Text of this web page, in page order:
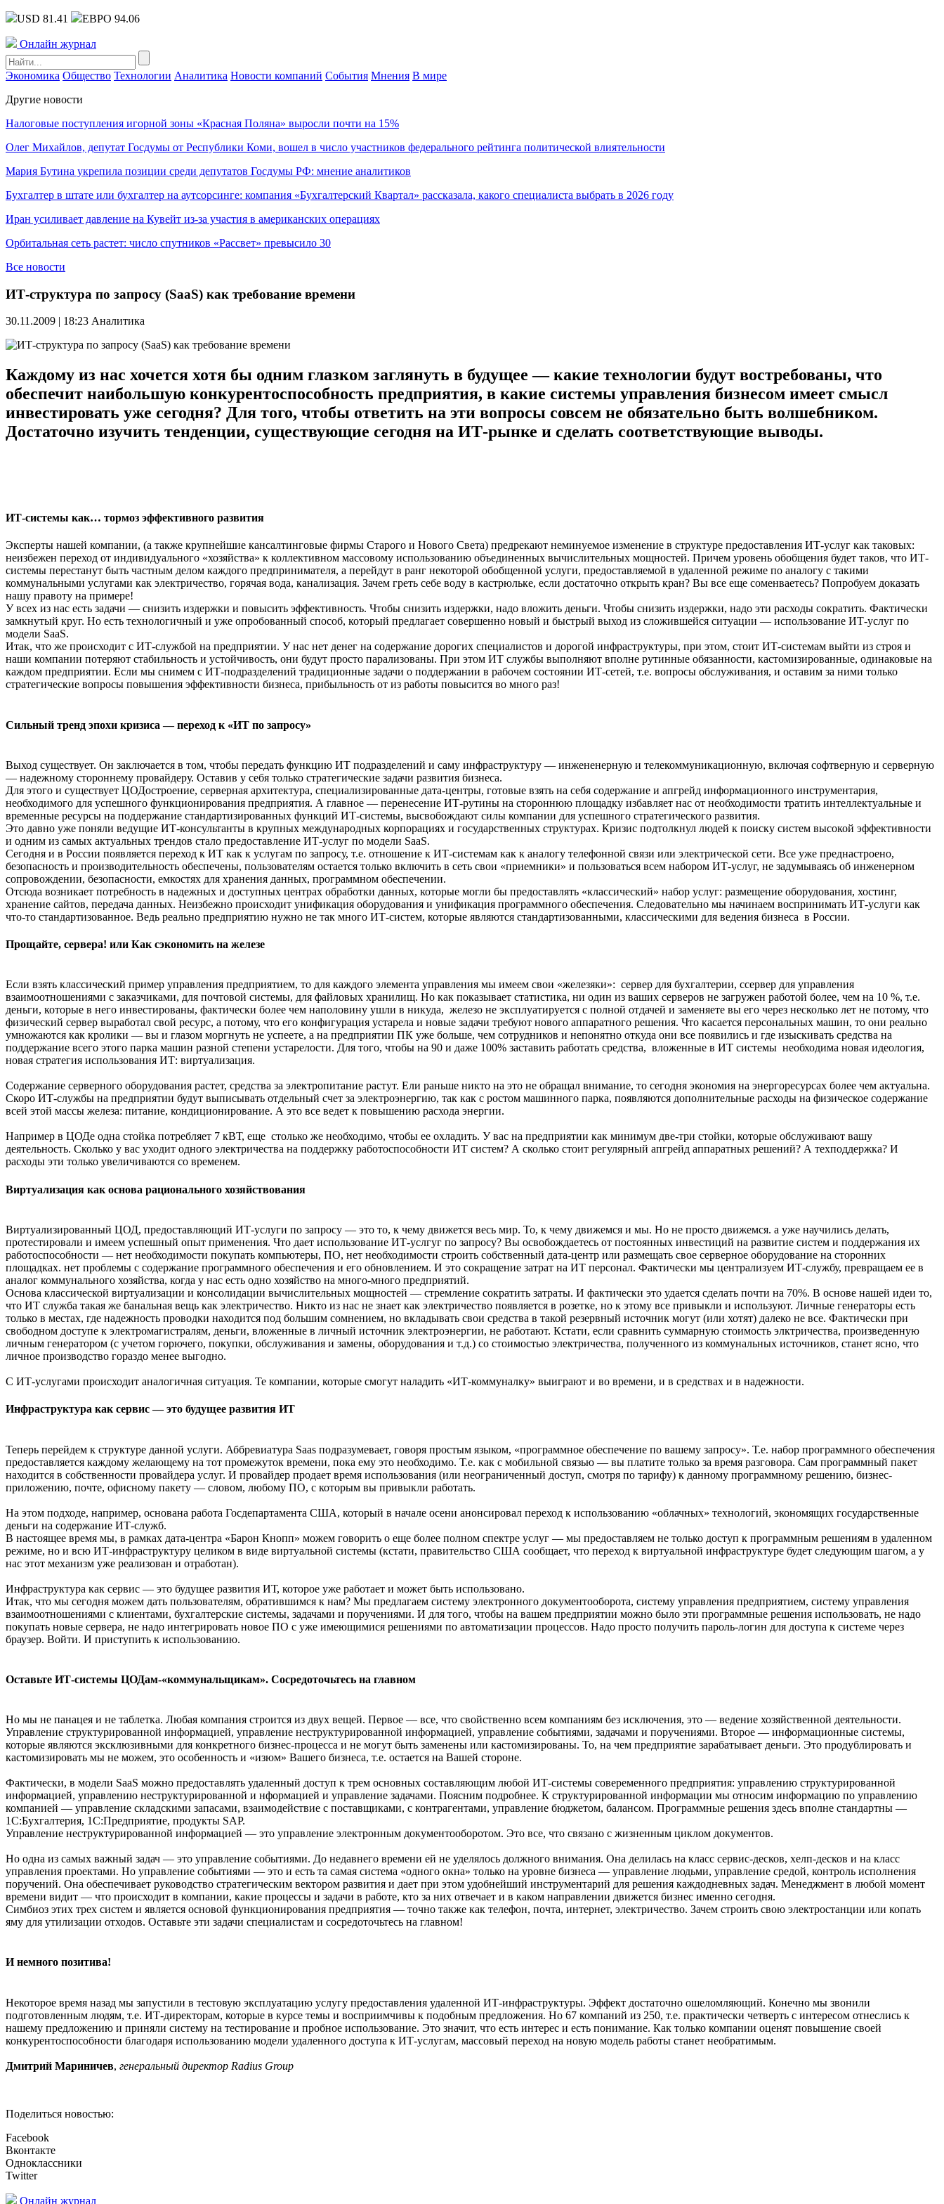
USD 81.41 ЕВРО 94.06
Онлайн журнал
Экономика Общество Технологии Аналитика Новости компаний События Мнения В мире
Другие новости
Налоговые поступления игорной зоны «Красная Поляна» выросли почти на 15%
Олег Михайлов, депутат Госдумы от Республики Коми, вошел в число участников федерального рейтинга политической влиятельности
Мария Бутина укрепила позиции среди депутатов Госдумы РФ: мнение аналитиков
Бухгалтер в штате или бухгалтер на аутсорсинге: компания «Бухгалтерский Квартал» рассказала, какого специалиста выбрать в 2026 году
Иран усиливает давление на Кувейт из-за участия в американских операциях
Орбитальная сеть растет: число спутников «Рассвет» превысило 30
Все новости
ИТ-структура по запросу (SaaS) как требование времени
30.11.2009 | 18:23 Аналитика
Каждому из нас хочется хотя бы одним глазком заглянуть в будущее — какие технологии будут востребованы, что
обеспечит наибольшую конкурентоспособность предприятия, в какие системы управления бизнесом имеет смысл
инвестировать уже сегодня? Для того, чтобы ответить на эти вопросы совсем не обязательно быть волшебником.
Достаточно изучить тенденции, существующие сегодня на ИТ-рынке и сделать соответствующие выводы.
ИТ-системы как… тормоз эффективного развития
Эксперты нашей компании, (а также крупнейшие кансалтинговые фирмы Старого и Нового Света) предрекают неминуемое изменение в структуре предоставления ИТ-услуг как таковых:
неизбежен переход от индивидуального «хозяйства» к коллективном массовому использованию объединенных вычислительных мощностей. Причем уровень обобщения будет таков, что ИТ-
системы перестанут быть частным делом каждого предпринимателя, а перейдут в ранг некоторой обобщенной услуги, предоставляемой в удаленной режиме по аналогу с такими
коммунальными услугами как электричество, горячая вода, канализация. Зачем греть себе воду в кастрюльке, если достаточно открыть кран? Вы все еще соменваетесь? Попробуем доказать
нашу правоту на примере!
У всех из нас есть задачи — снизить издержки и повысить эффективность. Чтобы снизить издержки, надо вложить деньги. Чтобы снизить издержки, надо эти расходы сократить. Фактически
замкнутый круг. Но есть технологичный и уже опробованный способ, который предлагает совершенно новый и быстрый выход из сложившейся ситуации — использование ИТ-услуг по
модели SaaS.
Итак, что же происходит с ИТ-службой на предприятии. У нас нет денег на содержание дорогих специалистов и дорогой инфраструктуры, при этом, стоит ИТ-системам выйти из строя и
наши компании потеряют стабильность и устойчивость, они будут просто парализованы. При этом ИТ службы выполняют вполне рутинные обязанности, кастомизированные, одинаковые на
каждом предприятии. Если мы снимем с ИТ-подразделений традиционные задачи о поддержании в рабочем состоянии ИТ-сетей, т.е. вопросы обслуживания, и оставим за ними только
стратегические вопросы повышения эффективности бизнеса, прибыльность от из работы повысится во много раз!
Сильный тренд эпохи кризиса — переход к «ИТ по запросу»
Выход существует. Он заключается в том, чтобы передать функцию ИТ подразделений и саму инфраструктуру — инжененерную и телекоммуникационную, включая софтверную и серверную
— надежному стороннему провайдеру. Оставив у себя только стратегические задачи развития бизнеса.
Для этого и существует ЦОДостроение, серверная архитектура, специализированные дата-центры, готовые взять на себя содержание и апгрейд информационного инструментария,
необходимого для успешного функционирования предприятия. А главное — перенесение ИТ-рутины на стороннюю площадку избавляет нас от необходимости тратить интеллектуальные и
временные ресурсы на поддержание стандартизированных функций ИТ-системы, высвобождают силы компании для успешного стратегического развития.
Это давно уже поняли ведущие ИТ-консультанты в крупных международных корпорациях и государственных структурах. Кризис подтолкнул людей к поиску систем высокой эффективности
и одним из самых актуальных трендов стало предоставление ИТ-услуг по модели SaaS.
Сегодня и в России появляется переход к ИТ как к услугам по запросу, т.е. отношение к ИТ-системам как к аналогу телефонной связи или электрической сети. Все уже преднастроено,
безопасность и производительность обеспечены, пользователям остается только включить в сеть свои «приемники» и пользоваться всем набором ИТ-услуг, не задумываясь об инженерном
сопровождении, безопасности, емкостях для хранения данных, программном обеспечении.
Отсюда возникает потребность в надежных и доступных центрах обработки данных, которые могли бы предоставлять «классический» набор услуг: размещение оборудования, хостинг,
хранение сайтов, передача данных. Неизбежно происходит унификация оборудования и унификация программного обеспечения. Следовательно мы начинаем воспринимать ИТ-услуги как
что-то стандартизованное. Ведь реально предприятию нужно не так много ИТ-систем, которые являются стандартизованными, классическими для ведения бизнеса в России.
Прощайте, сервера! или Как сэкономить на железе
Если взять классический пример управления предприятием, то для каждого элемента управления мы имеем свои «железяки»: сервер для бухгалтерии, ссервер для управления
взаимоотношениями с заказчиками, для почтовой системы, для файловых хранилищ. Но как показывает статистика, ни один из ваших серверов не загружен работой более, чем на 10 %, т.е.
деньги, которые в него инвестированы, фактически более чем наполовину ушли в никуда, железо не эксплуатируется с полной отдачей и заменяете вы его через несколько лет не потому, что
физический сервер выработал свой ресурс, а потому, что его конфигурация устарела и новые задачи требуют нового аппаратного решения. Что касается персональных машин, то они реально
умножаются как кролики — вы и глазом моргнуть не успеете, а на предприятии ПК уже больше, чем сотрудников и непонятно откуда они все появились и где изыскивать средства на
поддержание всего этого парка машин разной степени устарелости. Для того, чтобы на 90 и даже 100% заставить работать средства, вложенные в ИТ системы необходима новая идеология,
новая стратегия использования ИТ: виртуализация.
Содержание серверного оборудования растет, средства за электропитание растут. Ели раньше никто на это не обращал внимание, то сегодня экономия на энергоресурсах более чем актуальна.
Скоро ИТ-службы на предприятии будут выписывать отдельный счет за электроэнергию, так как с ростом машинного парка, появляются дополнительные расходы на физическое содержание
всей этой массы железа: питание, кондиционирование. А это все ведет к повышению расхода энергии.
Например в ЦОДе одна стойка потребляет 7 кВТ, еще столько же необходимо, чтобы ее охладить. У вас на предприятии как минимум две-три стойки, которые обслуживают вашу
деятельность. Сколько у вас уходит одного электричества на поддержку работоспособности ИТ систем? А сколько стоит регулярный апгрейд аппаратных решений? А техподдержка? И
расходы эти только увеличиваются со временем.
Виртуализация как основа рационального хозяйствования
Виртуализированный ЦОД, предоставляющий ИТ-услуги по запросу — это то, к чему движется весь мир. То, к чему движемся и мы. Но не просто движемся. а уже научились делать,
протестировали и имеем успешный опыт применения. Что дает использование ИТ-услгуг по запросу? Вы освобождаетесь от постоянных инвестиций на развитие систем и поддержания их
работоспособности — нет необходимости покупать компьютеры, ПО, нет необходимости строить собственный дата-центр или размещать свое серверное оборудование на сторонних
площадках. нет проблемы с содержание программного обеспечения и его обновлением. И это сокращение затрат на ИТ персонал. Фактически мы централизуем ИТ-службу, превращаем ее в
аналог коммунального хозяйства, когда у нас есть одно хозяйство на много-много предприятий.
Основа классической виртуализации и консолидации вычислительных мощностей — стремление сократить затраты. И фактически это удается сделать почти на 70%. В основе нашей идеи то,
что ИТ служба такая же банальная вещь как электричество. Никто из нас не знает как электричество появляется в розетке, но к этому все привыкли и используют. Личные генераторы есть
только в местах, где надежность проводки находится под большим сомнением, но вкладывать свои средства в такой резервный источник могут (или хотят) далеко не все. Фактически при
свободном доступе к электромагистралям, деньги, вложенные в личный источник электроэнергии, не работают. Кстати, если сравнить суммарную стоимость элктричества, произведенную
личным генератором (с учетом горючего, покупки, обслуживания и замены, оборудования и т.д.) со стоимостью электричества, полученного из коммунальных источников, станет ясно, что
личное производство гораздо менее выгодно.
С ИТ-услугами происходит аналогичная ситуация. Те компании, которые смогут наладить «ИТ-коммуналку» выиграют и во времени, и в средствах и в надежности.
Инфраструктура как сервис — это будущее развития ИТ
Теперь перейдем к структуре данной услуги. Аббревиатура Saas подразумевает, говоря простым языком, «программное обеспечение по вашему запросу». Т.е. набор программного обеспечения
предоставляется каждому желающему на тот промежуток времени, пока ему это необходимо. Т.е. как с мобильной связью — вы платите только за время разговора. Сам программный пакет
находится в собственности провайдера услуг. И провайдер продает время использования (или неограниченный доступ, смотря по тарифу) к данному программному решению, бизнес-
приложению, почте, офисному пакету — словом, любому ПО, с которым вы привыкли работать.
На этом подходе, например, основана работа Госдепартамента США, который в начале осени анонсировал переход к использованию «облачных» технологий, экономящих государственные
деньги на содержание ИТ-служб.
В настоящее время мы, в рамках дата-центра «Барон Кнопп» можем говорить о еще более полном спектре услуг — мы предоставляем не только доступ к программным решениям в удаленном
режиме, но и всю ИТ-инфраструктуру целиком в виде виртуальной системы (кстати, правительство США сообщает, что переход к виртуальной инфраструктуре будет следующим шагом, а у
нас этот механизм уже реализован и отработан).
Инфраструктура как сервис — это будущее развития ИТ, которое уже работает и может быть использовано.
Итак, что мы сегодня можем дать пользователям, обратившимся к нам? Мы предлагаем систему электронного документооборота, систему управления предприятием, систему управления
взаимоотношениями с клиентами, бухгалтерские системы, задачами и поручениями. И для того, чтобы на вашем предприятии можно было эти программные решения использовать, не надо
покупать новые сервера, не надо интегрировать новое ПО с уже имеющимися решениями по автоматизации процессов. Надо просто получить пароль-логин для доступа к системе через
браузер. Войти. И приступить к использованию.
Оставьте ИТ-системы ЦОДам-«коммунальщикам». Сосредоточьтесь на главном
Но мы не панацея и не таблетка. Любая компания строится из двух вещей. Первое — все, что свойственно всем компаниям без исключения, это — ведение хозяйственной деятельности.
Управление структурированной информацией, управление неструктурированной информацией, управление событиями, задачами и поручениями. Второе — информационные системы,
которые являются эксклюзивными для конкретного бизнес-процесса и не могут быть заменены или кастомизированы. То, на чем предприятие зарабатывает деньги. Это продублировать и
кастомизировать мы не можем, это особенность и «изюм» Вашего бизнеса, т.е. остается на Вашей стороне.
Фактически, в модели SaaS можно предоставлять удаленный доступ к трем основных составляющим любой ИТ-системы совеременного предприятия: управлению структурированной
информацией, управлению неструктурированной и нформацией и управление задачами. Поясним подробнее. К структурированной информации мы относим информацию по управлению
компанией — управление складскими запасами, взаимодействие с поставщиками, с контрагентами, управление бюджетом, балансом. Программные решения здесь вполне стандартны —
1С:Бухгалтерия, 1С:Предприятие, продукты SAP.
Управление неструктурированной информацией — это управление электронным документооборотом. Это все, что связано с жизненным циклом документов.
Но одна из самых важный задач — это управление событиями. До недавнего времени ей не уделялось должного внимания. Она делилась на класс сервис-десков, хелп-десков и на класс
управления проектами. Но управление событиями — это и есть та самая система «одного окна» только на уровне бизнеса — управление людьми, управление средой, контроль исполнения
поручений. Она обеспечивает руководство стратегическим вектором развития и дает при этом удобнейший инструментарий для решения каждодневных задач. Менеджмент в любой момент
времени видит — что происходит в компании, какие процессы и задачи в работе, кто за них отвечает и в каком направлении движется бизнес именно сегодня.
Симбиоз этих трех систем и является основой функционирования предприятия — точно также как телефон, почта, интернет, электричество. Зачем строить свою электростанции или копать
яму для утилизации отходов. Оставьте эти задачи специалистам и сосредоточьтесь на главном!
И немного позитива!
Некоторое время назад мы запустили в тестовую эксплуатацию услугу предоставления удаленной ИТ-инфраструктуры. Эффект достаточно ошеломляющий. Конечно мы звонили
подготовленным людям, т.е. ИТ-директорам, которые в курсе темы и восприимчивы к подобным предложения. Но 67 компаний из 250, т.е. практически четверть с интересом отнеслись к
нашему предложению и приняли систему на тестирование и пробное использование. Это значит, что есть интерес и есть понимание. Как только компании оценят повышение своей
конкурентоспособности благодаря использованию модели удаленного доступа к ИТ-услугам, массовый переход на новую модель работы станет необратимым.
Дмитрий Мариничев, генеральный директор Radius Group
Поделиться новостью:
Facebook
Вконтакте
Одноклассники
Twitter
Онлайн журнал